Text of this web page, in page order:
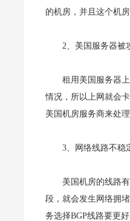
的机房，并且这个机
2、美国服务器被
租用美国服务器
情况，所以上网就会
美国机房服务商来处理
3、网络线路不稳
美国机房的线路
段，就会发生网络拥
务选择BGP线路要更